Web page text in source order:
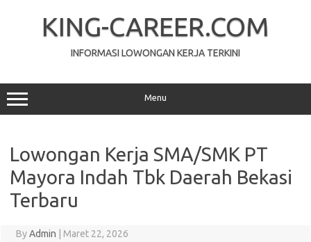
KING-CAREER.COM
INFORMASI LOWONGAN KERJA TERKINI
Menu
Lowongan Kerja SMA/SMK PT
Mayora Indah Tbk Daerah Bekasi
Terbaru
ByAdmin Maret 22, 2026